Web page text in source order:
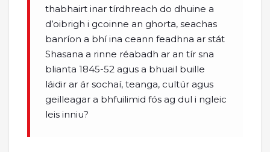
thabhairt inar tírdhreach do dhuine a
d’oibrigh i gcoinne an ghorta, seachas
banríon a bhí ina ceann feadhna ar stát
Shasana a rinne réabadh ar an tír sna
blianta 1845-52 agus a bhuail buille
láidir ar ár sochaí, teanga, cultúr agus
geilleagar a bhfuilimid fós ag dul i ngleic
leis inniu?